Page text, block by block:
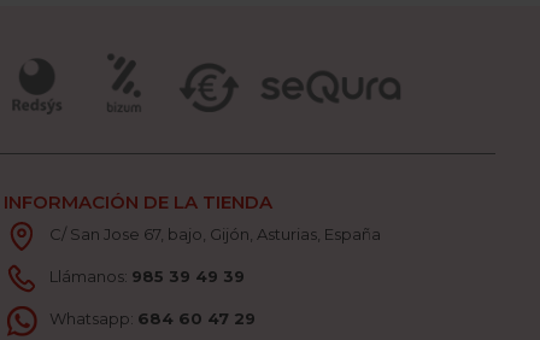
INFORMACIÓN DE LA TIENDA
C/ San Jose 67, bajo, Gijón, Asturias, España
Llámanos: 985 39 49 39
Whatsapp: 684 60 47 29